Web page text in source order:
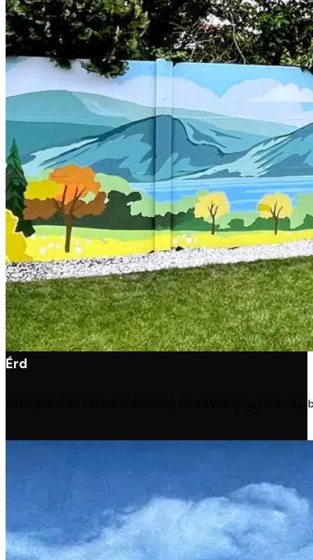
Érd
Betonkerítésre készült dekorációs falfestmény egy érdi